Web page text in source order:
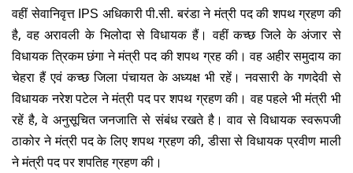
वहीं सेवानिवृत्त IPS अधिकारी पी.सी. बरंडा ने मंत्री पद की शपथ ग्रहण की
है, वह अरावली के भिलोदा से विधायक हैं। वहीं कच्छ जिले के अंजार से
विधायक त्रिकम छंगा ने मंत्री पद की शपथ ग्रह की। वह अहीर समुदाय का
चेहरा हैं एवं कच्छ जिला पंचायत के अध्यक्ष भी रहें। नवसारी के गणदेवी से
विधायक नरेश पटेल ने मंत्री पद पर शपथ ग्रहण की। वह पहले भी मंत्री भी
रहें है, वे अनुसूचित जनजाति से संबंध रखते है। वाव से विधायक स्वरूपजी
ठाकोर ने मंत्री पद के लिए शपथ ग्रहण की, डीसा से विधायक प्रवीण माली
ने मंत्री पद पर शपतिह ग्रहण की।